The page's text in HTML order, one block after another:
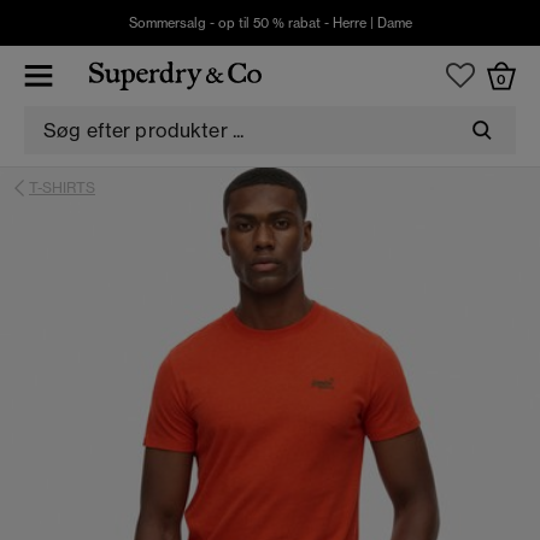
Sommersalg - op til 50 % rabat - Herre| Dame
0
T-SHIRTS